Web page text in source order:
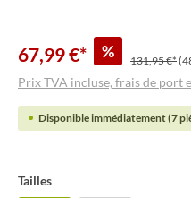
67,99 €* % 131,95 €*
Prix TVA incluse, frais de port
Disponible immédiatement (7
Tailles